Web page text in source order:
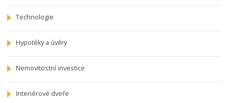
Technologie
Hypotéky a úvěry
Nemovitostní investice
Interiérové dveře